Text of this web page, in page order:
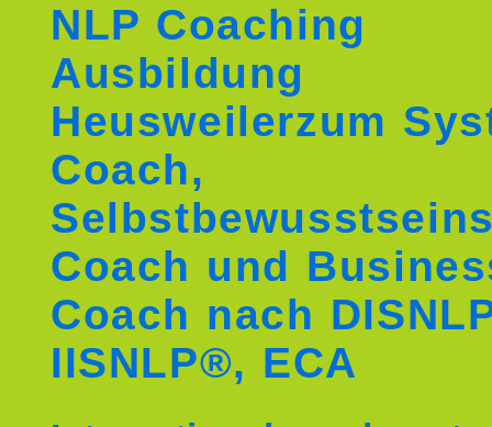
NLP Coaching
Ausbildung
Heusweilerzum
Coach,
Coach und
Coach nach
IISNLP®, ECA